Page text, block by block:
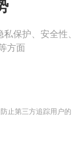
保护、安全性、
方面
止第三方追踪用户的